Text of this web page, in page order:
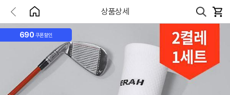
상품상세
690 쿠폰할인